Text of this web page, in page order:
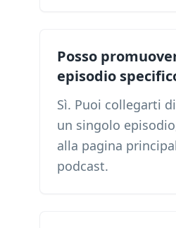
Posso
episodio
Sì. Puoi collegarti
un singolo
alla pagina
podcast.